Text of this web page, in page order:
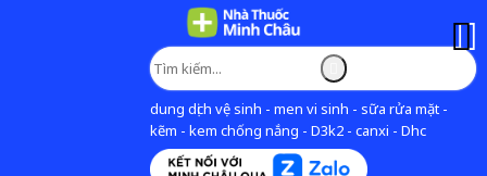
dung dịch vệ sinh - men vi sinh - sữa rửa mặt -
kẽm - kem chống nắng - D3k2 - canxi - Dhc